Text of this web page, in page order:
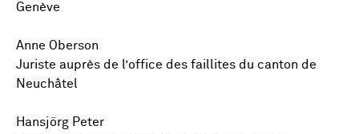
Genève
Anne Oberson
Juriste auprès de l’office des faillites du canton de
Neuchâtel
Hansjörg Peter